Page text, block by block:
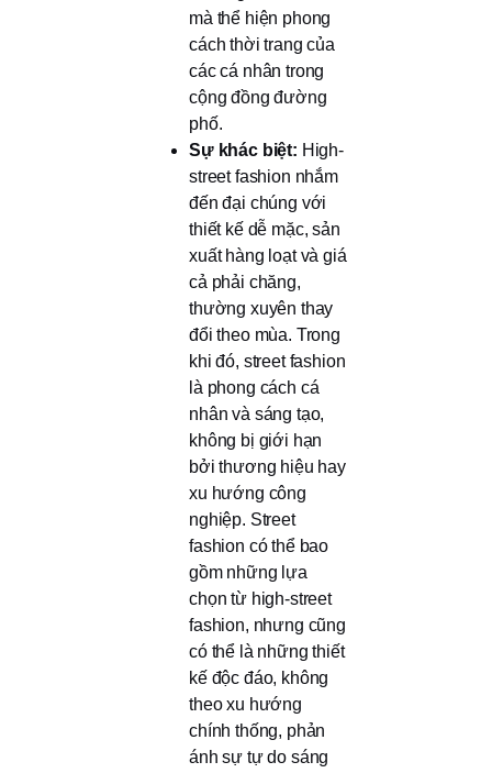
mà thể hiện phong
cách thời trang của
các cá nhân trong
cộng đồng đường
phố.
Sự khác biệt: High-
street fashion nhắm
đến đại chúng với
thiết kế dễ mặc, sản
xuất hàng loạt và giá
cả phải chăng,
thường xuyên thay
đổi theo mùa. Trong
khi đó, street fashion
là phong cách cá
nhân và sáng tạo,
không bị giới hạn
bởi thương hiệu hay
xu hướng công
nghiệp. Street
fashion có thể bao
gồm những lựa
chọn từ high-street
fashion, nhưng cũng
có thể là những thiết
kế độc đáo, không
theo xu hướng
chính thống, phản
ánh sự tự do sáng